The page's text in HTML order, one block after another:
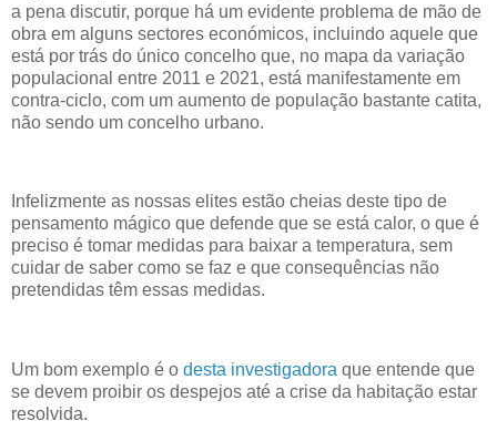
a pena discutir, porque há um evidente problema de mão de
obra em alguns sectores económicos, incluindo aquele que
está por trás do único concelho que, no mapa da variação
populacional entre 2011 e 2021, está manifestamente em
contra-ciclo, com um aumento de população bastante catita,
não sendo um concelho urbano.
Infelizmente as nossas elites estão cheias deste tipo de
pensamento mágico que defende que se está calor, o que é
preciso é tomar medidas para baixar a temperatura, sem
cuidar de saber como se faz e que consequências não
pretendidas têm essas medidas.
Um bom exemplo é o desta investigadora que entende que
se devem proibir os despejos até a crise da habitação estar
resolvida.